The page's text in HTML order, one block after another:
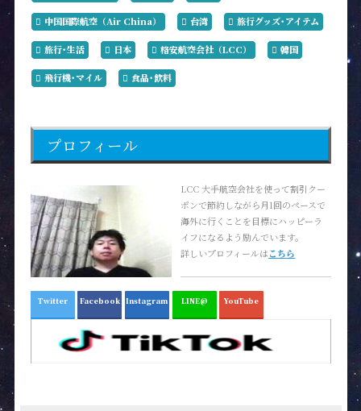
中国国際航空（Air China） 台湾 旅行グッズ･アイテム
旅行･生活 日本 格安航空会社（LCC） 韓国
飛行機･マイル 食品･飲料
プロフィール
LCC 大手航空会社を使って割引クー
ポンで節約しながら月1回のペースで
海外に行くことを目標にハッピーラ
イフになるよう励んでいます。
詳しいプロフィールはこちら
Twitter Facebook Instagram LINE@ YouTube